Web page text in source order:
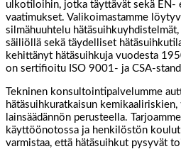
ulkotiloihin, jotka täyttävät sekä EN-
vaatimukset. Valikoimastamme
silmähuuhtelu
säiliöllä sekä täydelliset
kehittänyt hätäsuihkuja vuodesta
on sertifioitu ISO 9001- ja CSA-
Tekninen konsultointipalvelumme
hätäsuihkuratkaisun
lainsäädännön perusteella.
käyttöönotossa ja henkilöstön
varmistaa, että hätäsuihkut pysyvät